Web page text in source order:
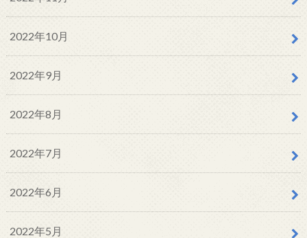
2022年10月
2022年9月
2022年8月
2022年7月
2022年6月
2022年5月